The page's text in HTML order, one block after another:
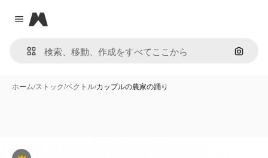
Close menu
Magnific
画像で
ホーム/ストック/ベクトル/カップルの農家の踊り